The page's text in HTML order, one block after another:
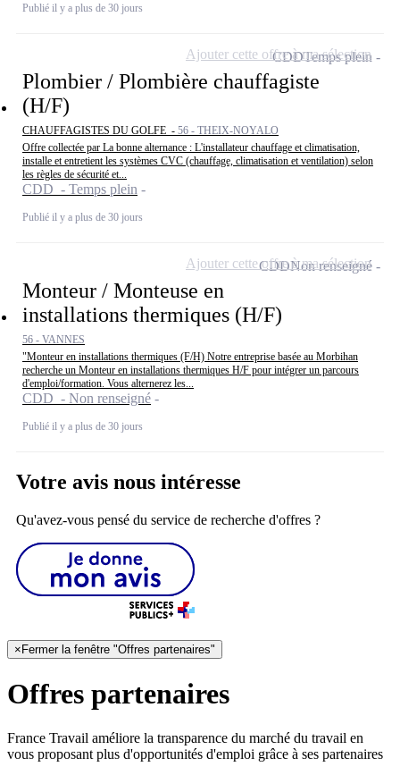
Publié il y a plus de 30 jours
Plombier / Plombière chauffagiste
(H/F)
CHAUFFAGISTES DU GOLFE - 56 - THEIX-NOYALO
Offre collectée par La bonne alternance : L'installateur chauffage et climatisation,
installe et entretient les systèmes CVC (chauffage, climatisation et ventilation) selon
les règles de sécurité et...
CDD - Temps plein
Publié il y a plus de 30 jours
CDDTemps plein
Ajouter cette offre à ma sélection
Monteur / Monteuse en
installations thermiques (H/F)
56 - VANNES
"Monteur en installations thermiques (F/H) Notre entreprise basée au Morbihan
recherche un Monteur en installations thermiques H/F pour intégrer un parcours
d'emploi/formation. Vous alternerez les...
CDD - Non renseigné
Publié il y a plus de 30 jours
CDDNon renseigné
Ajouter cette offre à ma sélection
Votre avis nous intéresse
Qu'avez-vous pensé du service de recherche d'offres ?
× Fermer la fenêtre "Offres partenaires"
Offres partenaires
France Travail améliore la transparence du marché du travail en
vous proposant plus d'opportunités d'emploi grâce à ses partenaires